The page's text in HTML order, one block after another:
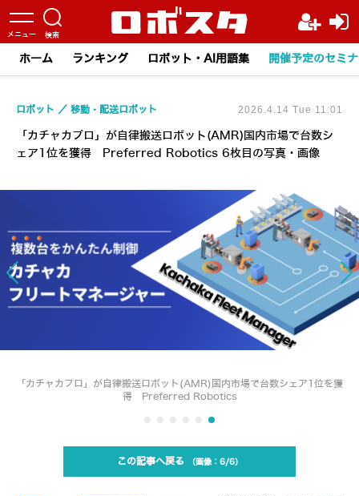
ホーム ランキング ロボット・AI用語集 開催予定のセミ
「カチャカプロ」が自律搬送ロボット(AMR)国内市場で台数シ
ェア1位を獲得 Preferred Robotics 6枚目の写真・画像
ロボット 移動・配送ロボット 2026.4.14 Tue 11:01
「カチャカプロ」が自律搬送ロボット(AMR)国内市場で台数シェア1位を獲
得 Preferred Robotics
この記事へ戻る 6/6